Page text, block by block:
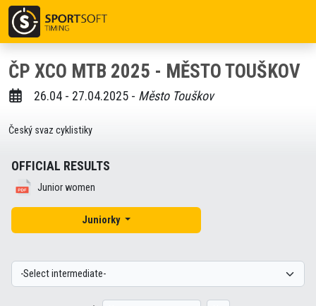
ČP XCO MTB 2025 - MĚSTO TOUŠKOV
26.04 - 27.04.2025 - Město Touškov
Český svaz cyklistiky
OFFICIAL RESULTS
Junior women
Juniorky